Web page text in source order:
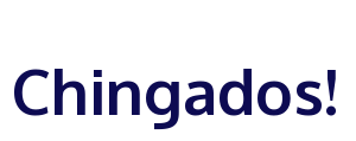
Chingados!